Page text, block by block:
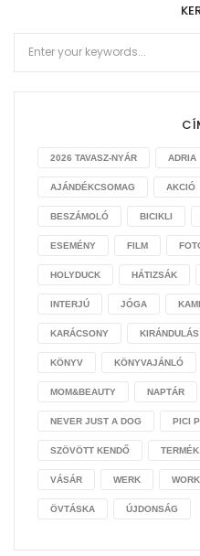
2026 TAVASZ-NYÁR ADRIA
AJÁNDÉKCSOMAG AKCIÓ
BESZÁMOLÓ BICIKLI
ESEMÉNY FILM
HOLYDUCK HÁTIZSÁK
INTERJÚ JÓGA
KARÁCSONY KIRÁNDULÁS
KÖNYV KÖNYVAJÁNLÓ
MOM&BEAUTY NAPTÁR
NEVER JUST A DOG PICI
SZÖVÖTT KENDŐ TERMÉK
VÁSÁR WERK
ÖVTÁSKA ÚJDONSÁG